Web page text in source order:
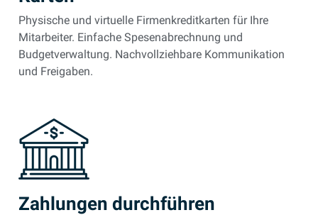
Physische und virtuelle Firmenkreditkarten für Ihre
Mitarbeiter. Einfache Spesenabrechnung und
Budgetverwaltung. Nachvollziehbare Kommunikation
und Freigaben.
Zahlungen durchführen